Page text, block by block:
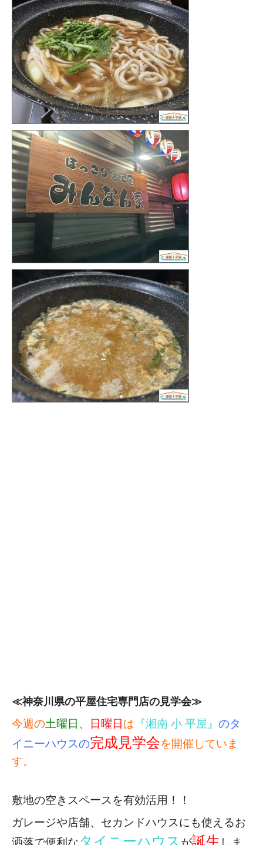
≪神奈川県の平屋住宅専門店の見学会≫
今週の土曜日、 日曜日 は 『湘南 小 平屋』 のタ
イニーハウスの完成見学会を開催していま
す。
敷地の空きスペースを有効活用！！
ガレージや店舗、セカンドハウスにも使えるお
洒落で便利なタイニーハウス が誕生 しま